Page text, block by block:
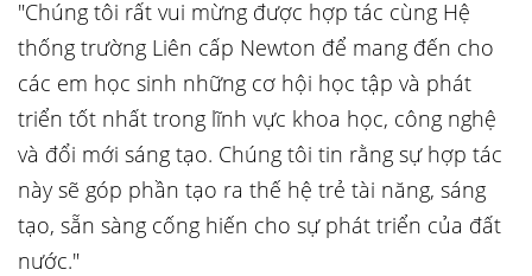
"Chúng tôi rất vui mừng được hợp tác cùng Hệ
thống trường Liên cấp Newton để mang đến cho
các em học sinh những cơ hội học tập và phát
triển tốt nhất trong lĩnh vực khoa học, công nghệ
và đổi mới sáng tạo. Chúng tôi tin rằng sự hợp tác
này sẽ góp phần tạo ra thế hệ trẻ tài năng, sáng
tạo, sẵn sàng cống hiến cho sự phát triển của đất
nước."